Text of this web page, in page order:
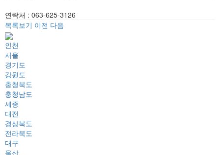
연락처 : 063-625-3126
목록보기 이전 다음
인천
서울
경기도
강원도
충청북도
충청남도
세종
대전
경상북도
전라북도
대구
울산